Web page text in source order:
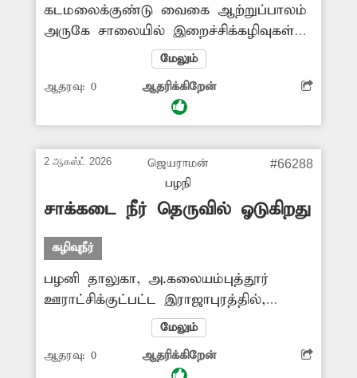
கடமலைக்குண்டு வைகை ஆற்றுப்பாலம்
அருகே சாலையில் இறைச்சிக்கழிவுகள்
வீசப்படுகின்றன. இதனால் அந்த பகுதி
முழுவதும் துர்நாற்றம் வீசுவதுடன்
சுகாதாரக்கேடும் ஏற்பட்டுள்ளது. மேலும்
பொதுமக்களுக்கு நோய் பரவும்
வீசப்பட்ட இறைச்சிக்கழிவுகளை
அகற்றுவதுடன் அவற்றை கொட்டுபவர்கள்
மீதும் கடும் நடவடிக்கை எடுக்க
வேண்டும். -ஊர்மக்கள்,
மேலும்
ஆதரவு: 0 ஆதரிக்கிறேன்
2 ஆகஸ்ட் 2026
ஜெயராமன்
பழநி
#66288
சாக்கடை நீர் தெருவில் ஓடுகிறது
கழிவுநீர்
பழனி தாலுகா, அ.கலையம்புத்தூர்
ஊராட்சிக்குட்பட்ட இராஜாபுரத்தில்,
வடக்குத் தெருவில் சாக்கடை வசதிகள்
முறையாக அமைக்கப்படாமலும், அவை
சுத்தம் செய்யப்படாமலும் உள்ளன.
மேலும்
ஆதரவு: 0 ஆதரிக்கிறேன்